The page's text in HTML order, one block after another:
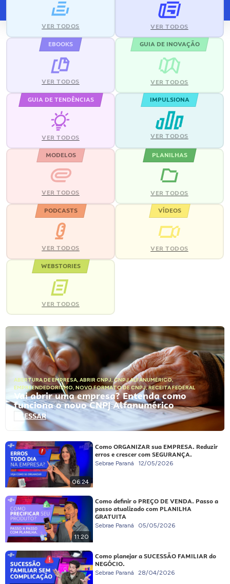
VER TODOS VER TODOS
EBOOKS
VER TODOS
GUIA DE INOVAÇÃO
VER TODOS
GUIA DE TENDÊNCIAS
VER TODOS
IMPULSIONA
VER TODOS
MODELOS
VER TODOS
PLANILHAS
VER TODOS
PODCASTS
VER TODOS
VÍDEOS
VER TODOS
WEBSTORIES
VER TODOS
ABERTURA DE EMPRESA, ABRIR CNPJ,CNPJ ALFANUMÉRICO,
EMPREENDEDORISMO, NOVO FORMATO DE CNPJ,RECEITA FEDERAL
Vai abrir uma empresa? Entenda como
funciona o novo CNPJ Alfanumérico
ACESSAR
06:24
Como ORGANIZAR sua EMPRESA. Reduzir
erros e crescer com SEGURANÇA.
Sebrae Paraná 12/05/2026
11:20
Como definir o PREÇO DE VENDA. Passo a
passo atualizado com PLANILHA
GRATUITA
Sebrae Paraná 05/05/2026
Como planejar a SUCESSÃO FAMILIAR do
NEGÓCIO.
Sebrae Paraná 28/04/2026